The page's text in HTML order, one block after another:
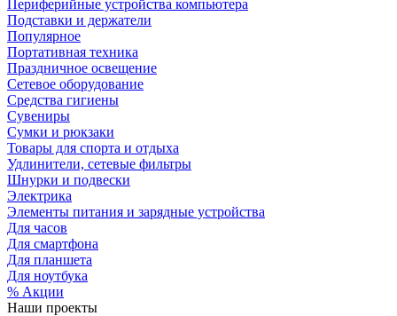
Периферийные устройства компьютера
Подставки и держатели
Популярное
Портативная техника
Праздничное освещение
Сетевое оборудование
Средства гигиены
Сувениры
Сумки и рюкзаки
Товары для спорта и отдыха
Удлинители, сетевые фильтры
Шнурки и подвески
Электрика
Элементы питания и зарядные устройства
Для часов
Для смартфона
Для планшета
Для ноутбука
% Акции
Наши проекты